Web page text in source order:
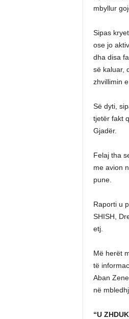
mbyllur
Sipas
ose jo
dha disa
së kaluar,
zhvillimin
Së dyti,
tjetër fakt
Gjadër.
Felaj tha
me avion
pune.
Raporti u
SHISH,
etj.
Më herët
të
Aban
në
“U